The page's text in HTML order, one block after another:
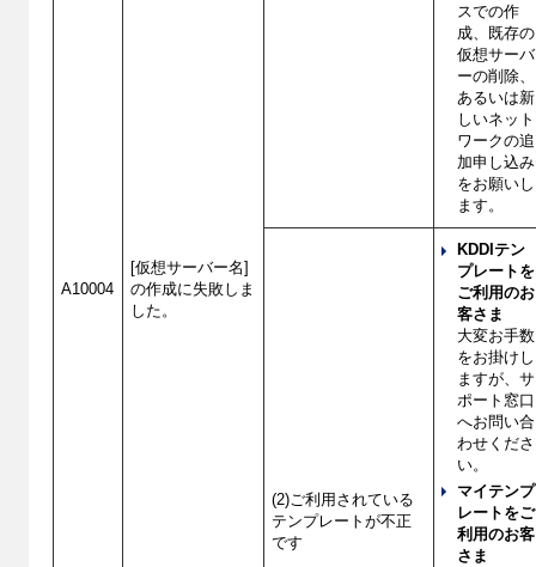
A10004
[仮想サーバー名]
の作成に失敗しま
した。
スでの作
成、既存の
仮想サーバ
ーの削除、
あるいは新
しいネット
ワークの追
加申し込み
をお願いし
ます。
(2)ご利用されている
テンプレートが不正
です
KDDIテン
プレートを
ご利用のお
客さま
大変お手数
をお掛けし
ますが、サ
ポート窓口
へお問い合
わせくださ
い。
マイテンプ
レートをご
利用のお客
さま